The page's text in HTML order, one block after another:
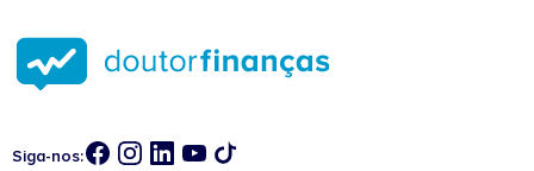
Siga-nos: